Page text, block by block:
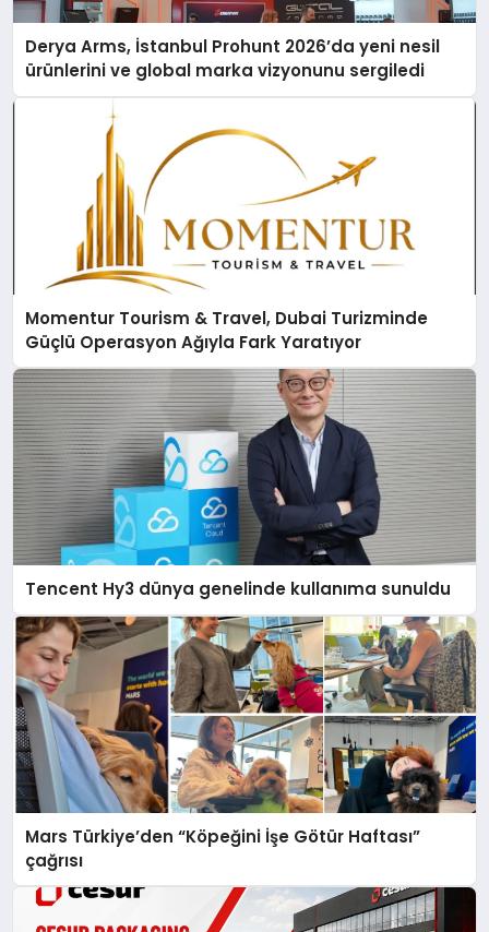
Derya Arms, İstanbul Prohunt 2026’da yeni nesil
ürünlerini ve global marka vizyonunu sergiledi
Momentur Tourism & Travel, Dubai Turizminde
Güçlü Operasyon Ağıyla Fark Yaratıyor
Tencent Hy3 dünya genelinde kullanıma sunuldu
Mars Türkiye’den “Köpeğini İşe Götür Haftası”
çağrısı